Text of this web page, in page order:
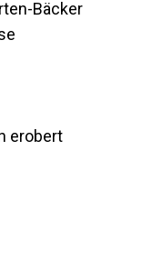
Bäcker
erobert